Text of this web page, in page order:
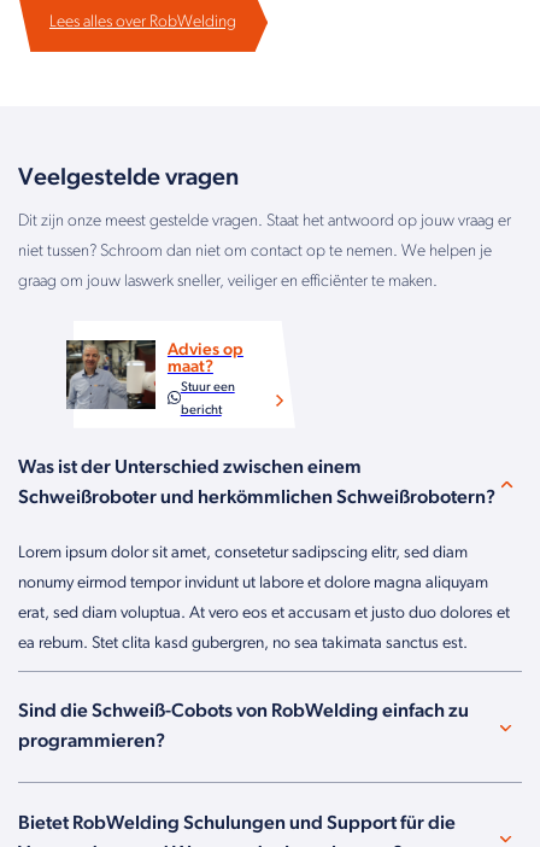
Lees alles over RobWelding
Veelgestelde vragen
Dit zijn onze meest gestelde vragen. Staat het antwoord op jouw vraag er
niet tussen? Schroom dan niet om contact op te nemen. We helpen je
graag om jouw laswerk sneller, veiliger en efficiënter te maken.
Advies op
maat?
Stuur een
bericht
Was ist der Unterschied zwischen einem
Schweißroboter und herkömmlichen Schweißrobotern?
Lorem ipsum dolor sit amet, consetetur sadipscing elitr, sed diam
nonumy eirmod tempor invidunt ut labore et dolore magna aliquyam
erat, sed diam voluptua. At vero eos et accusam et justo duo dolores et
ea rebum. Stet clita kasd gubergren, no sea takimata sanctus est.
Sind die Schweiß-Cobots von RobWelding einfach zu
programmieren?
Bietet RobWelding Schulungen und Support für die